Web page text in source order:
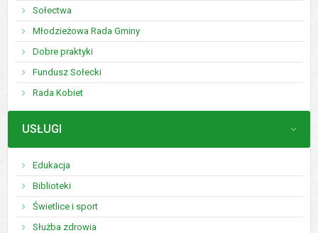
Sołectwa
Młodzieżowa Rada Gminy
Dobre praktyki
Fundusz Sołecki
Rada Kobiet
MENU
USŁUGI
Edukacja
Biblioteki
Świetlice i sport
Służba zdrowia